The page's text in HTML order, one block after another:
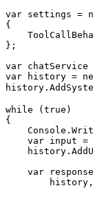
var settings =
{
};
var chatService
var history =
while (true)
{
var input =
var